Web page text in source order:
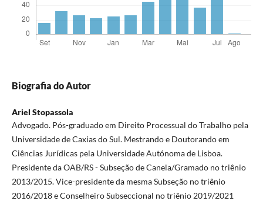
Biografia do Autor
Ariel Stopassola
Advogado. Pós-graduado em Direito Processual do Trabalho pela
Universidade de Caxias do Sul. Mestrando e Doutorando em
Ciências Jurídicas pela Universidade Autónoma de Lisboa.
Presidente da OAB/RS - Subseção de Canela/Gramado no triênio
2013/2015. Vice-presidente da mesma Subseção no triênio
2016/2018 e Conselheiro Subseccional no triênio 2019/2021